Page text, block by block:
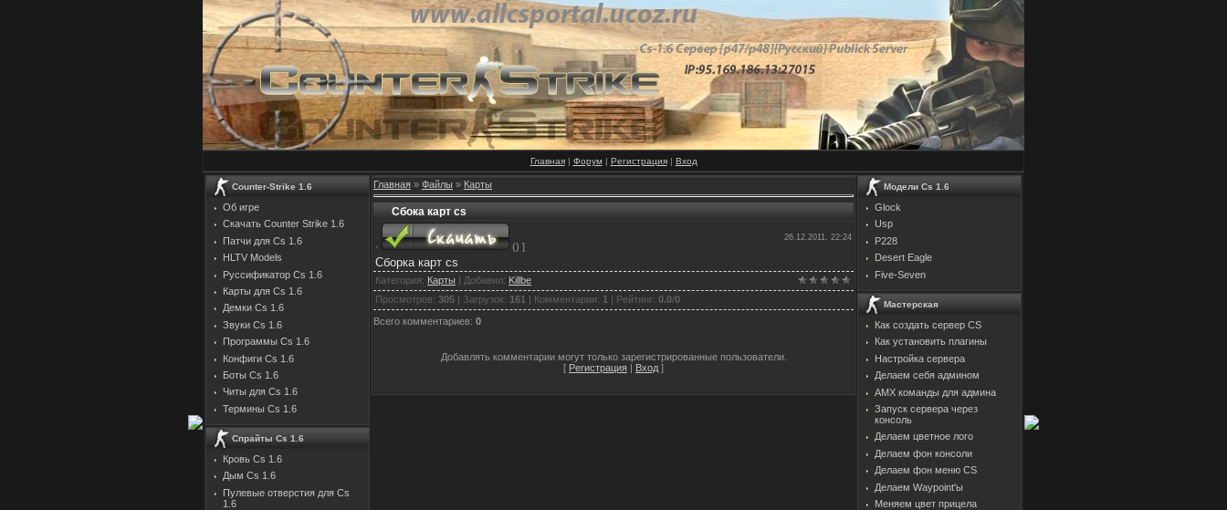
Главная| Форум| Регистрация| Вход
Counter-Strike 1.6
Об игре
Скачать Counter Strike 1.6
Патчи для Cs 1.6
HLTV Models
Руссификатор Cs 1.6
Карты для Cs 1.6
Демки Cs 1.6
Звуки Cs 1.6
Программы Cs 1.6
Конфиги Cs 1.6
Боты Cs 1.6
Читы для Cs 1.6
Термины Cs 1.6
Спрайты Cs 1.6
Кровь Cs 1.6
Дым Cs 1.6
Пулевые отверстия для Cs
1.6
Главная » Файлы » Карты
Сбока карт cs
· () ]
26.12.2011, 22:24
Сборка карт cs
Категория: Карты | Добавил: Killbe
Просмотров: 305 | Загрузок: 161 | Комментарии: 1 | Рейтинг: 0.0/0
Всего комментариев: 0
Добавлять комментарии могут только зарегистрированные пользователи.
[ Регистрация | Вход ]
Модели Cs 1.6
Glock
Usp
P228
Desert Eagle
Five-Seven
Мастерская
Как создать сервер CS
Как установить плагины
Настройка сервера
Делаем себя админом
AMX команды для админа
Запуск сервера через
консоль
Делаем цветное лого
Делаем фон консоли
Делаем фон меню CS
Делаем Waypoint'ы
Меняем цвет прицела